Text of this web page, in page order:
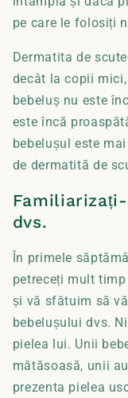
pe care le folosiți
Dermatita de
decât la copii
bebeluș nu este
este încă
bebelușul este
de dermatită de
dvs.
În primele
petreceți mult
și vă sfătuim să
bebelușului dvs.
pielea lui. Unii
mătăsoasă, unii
prezenta pielea